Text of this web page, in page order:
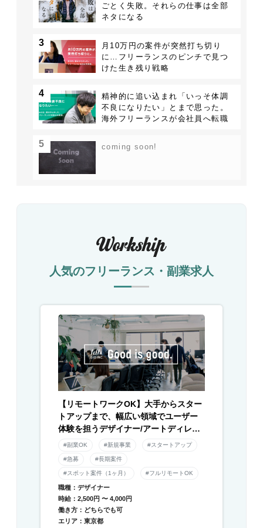
ごとく失敗。それらの仕事は全部
ネタになる
3
月10万円の案件が突然打ち切り
に…フリーランスのピンチで見つ
けた生き残り戦略
4
精神的に追い込まれ「いっそ体調
不良になりたい」とまで思った。
海外フリーランスが会社員へ転職
5 coming soon!
人気のフリーランス・副業求人
【リモートワークOK】大手からスター
トアップまで、幅広い領域でユーザー
体験を担うデザイナー/アートディレク
ター募集！
#副業OK #新規事業 #スタートアップ
#急募 #長期案件
#スポット案件（1ヶ月） #フルリモートOK
職種：デザイナー
時給：2,500円 〜 4,000円
働き方：どちらでも可
エリア：東京都